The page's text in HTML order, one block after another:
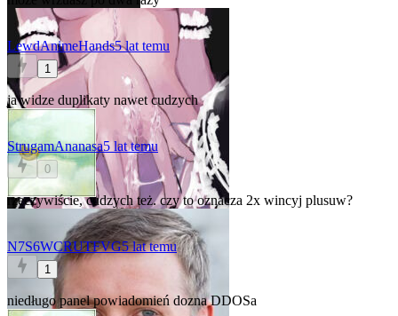
LewdAnimeHands5 lat temu
1
ja widze duplikaty nawet cudzych
StrugamAnanasa5 lat temu
0
rzeczywiście, cudzych też. czy to oznacza 2x wincyj plusuw?
N7S6WCRUTFVG5 lat temu
1
niedługo panel powiadomień dozna DDOSa